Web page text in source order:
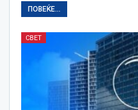
ПОВЕЌЕ...
СВЕТ